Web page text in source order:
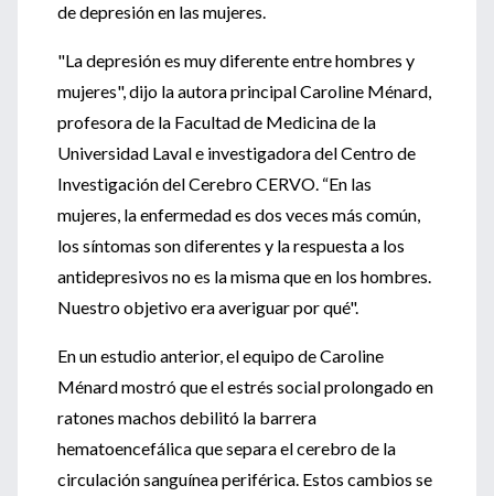
de depresión en las mujeres.
"La depresión es muy diferente entre hombres y
mujeres", dijo la autora principal Caroline Ménard,
profesora de la Facultad de Medicina de la
Universidad Laval e investigadora del Centro de
Investigación del Cerebro CERVO. “En las
mujeres, la enfermedad es dos veces más común,
los síntomas son diferentes y la respuesta a los
antidepresivos no es la misma que en los hombres.
Nuestro objetivo era averiguar por qué".
En un estudio anterior, el equipo de Caroline
Ménard mostró que el estrés social prolongado en
ratones machos debilitó la barrera
hematoencefálica que separa el cerebro de la
circulación sanguínea periférica. Estos cambios se